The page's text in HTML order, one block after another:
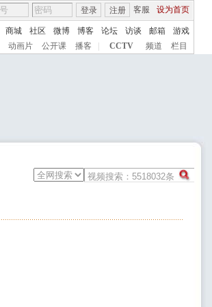
客服 设为首页
登录 注册
商城 社区 微博 博客 论坛 访谈 邮箱
游戏
动画片 公开课 播客 CCTV 频道 栏目